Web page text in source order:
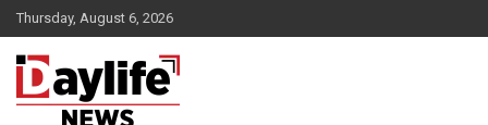
Skip
to
content
Thursday, August 6, 2026